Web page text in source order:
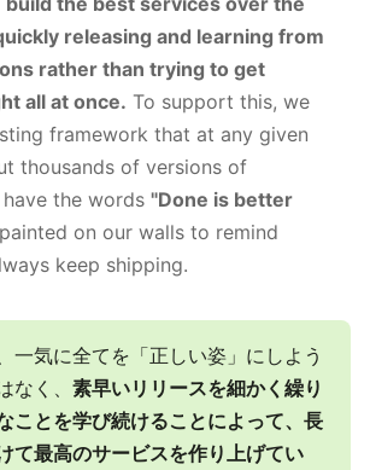
releasing and learning from
rather than trying to get
all at once. To support this, we
framework that at any given
thousands of versions of
the words "Done is better
painted on our walls to remind
keep shipping.
一気に全てを「正しい姿」にしよう
なく、 素早いリリースを細かく繰り
ことを学び続けることによって、長
て最高のサービスを作り上げてい